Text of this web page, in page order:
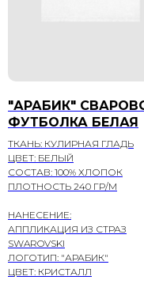
"АРАБИК"
ФУТБОЛКА БЕЛАЯ
ТКАНЬ: КУЛИРНАЯ ГЛАДЬ
ЦВЕТ: БЕЛЫЙ
СОСТАВ: 100% ХЛОПОК
ПЛОТНОСТЬ 240 ГР/М
НАНЕСЕНИЕ:
АППЛИКАЦИЯ ИЗ СТРАЗ
SWAROVSKI
ЛОГОТИП: "АРАБИК"
ЦВЕТ: КРИСТАЛЛ